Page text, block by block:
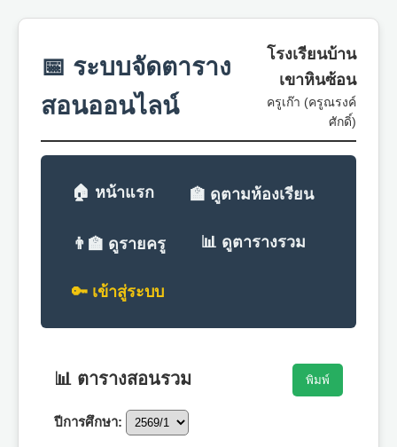
📅 ระบบจัดตาราง
สอนออนไลน์
โรงเรียนบ้าน
เขาหินซ้อน
ครูเก๊า (ครูณรงค์
ศักดิ์)
🏠 หน้าแรก 🏫 ดูตามห้องเรียน
👨‍🏫 ดูรายครู 📊 ดูตารางรวม
🔑 เข้าสู่ระบบ
📊 ตารางสอนรวม พิมพ์
ปีการศึกษา: